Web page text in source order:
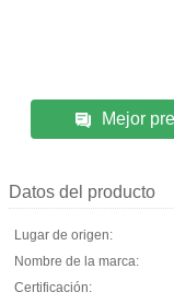
Mejor
Datos del producto
Lugar de origen:
Nombre de la marca:
Certificación: